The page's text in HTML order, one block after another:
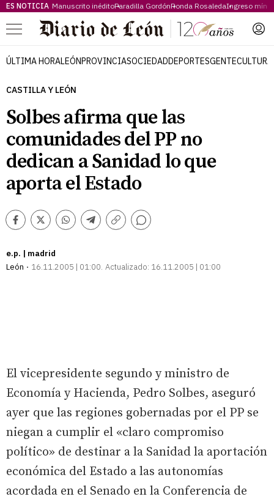
ES NOTICIA Manuscrito inéditoParadilla GordónRonda RosaledaIngreso
Menú
ÚLTIMA HORALEÓNPROVINCIASOCIEDADDEPORTESGENTECULTURA
CASTILLA Y LEÓN
Solbes afirma que las
comunidades del PP no
dedican a Sanidad lo que
aporta el Estado
Facebook
TwitterWhatsappTelegram
Copiar
Comentarios
e.p. | madrid
León
16.11.2005 | 01:00 Actualizado: 16.11.2005 | 01:00
El vicepresidente segundo y ministro de
Economía y Hacienda, Pedro Solbes, aseguró
ayer que las regiones gobernadas por el PP se
niegan a cumplir el «claro compromiso
político» de destinar a la Sanidad la aportación
económica del Estado a las autonomías
acordada en el Senado en la Conferencia de